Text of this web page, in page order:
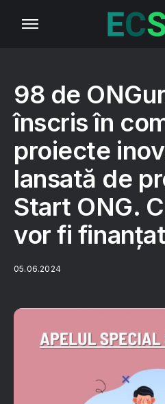
98 de
înscris în
proiecte
lansată de
Start ONG.
vor fi
05.06.2024